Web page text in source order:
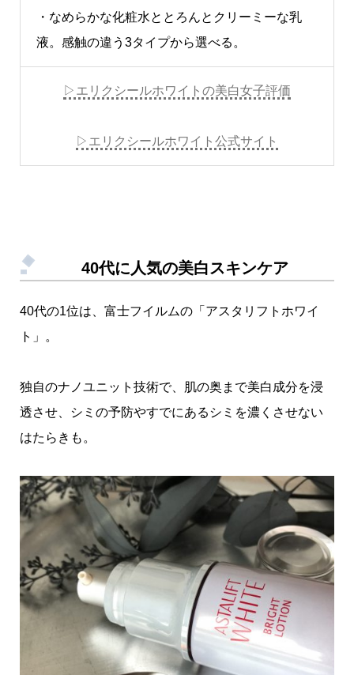
・なめらかな化粧水ととろんとクリーミーな乳
液。感触の違う3タイプから選べる。
▷エリクシールホワイトの美白女子評価
▷エリクシールホワイト公式サイト
40代に人気の美白スキンケア
40代の1位は、富士フイルムの「アスタリフトホワイ
ト」。
独自のナノユニット技術で、肌の奥まで美白成分を浸
透させ、シミの予防やすでにあるシミを濃くさせない
はたらきも。